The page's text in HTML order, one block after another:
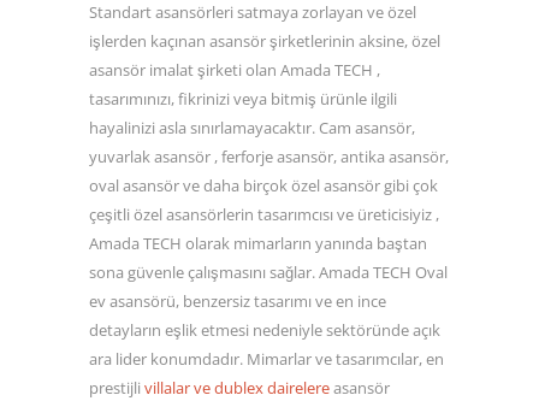
Standart asansörleri satmaya zorlayan ve özel
işlerden kaçınan asansör şirketlerinin aksine, özel
asansör imalat şirketi olan Amada TECH ,
tasarımınızı, fikrinizi veya bitmiş ürünle ilgili
hayalinizi asla sınırlamayacaktır. Cam asansör,
yuvarlak asansör , ferforje asansör, antika asansör,
oval asansör ve daha birçok özel asansör gibi çok
çeşitli özel asansörlerin tasarımcısı ve üreticisiyiz ,
Amada TECH olarak mimarların yanında baştan
sona güvenle çalışmasını sağlar. Amada TECH Oval
ev asansörü, benzersiz tasarımı ve en ince
detayların eşlik etmesi nedeniyle sektöründe açık
ara lider konumdadır. Mimarlar ve tasarımcılar, en
prestijli villalar ve dublex dairelereasansör